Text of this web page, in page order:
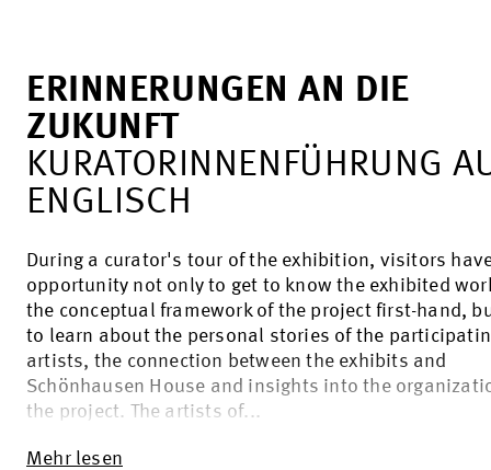
ERINNERUNGEN AN DIE
ZUKUNFT
KURATORINNENFÜHRUNG
ENGLISCH
During a curator's tour of the exhibition, visitors
opportunity not only to get to know the exhibited
the conceptual framework of the project first-hand,
to learn about the personal stories of the
artists, the connection between the exhibits and
Schönhausen House and insights into the
the project. The artists of...
Mehr lesen